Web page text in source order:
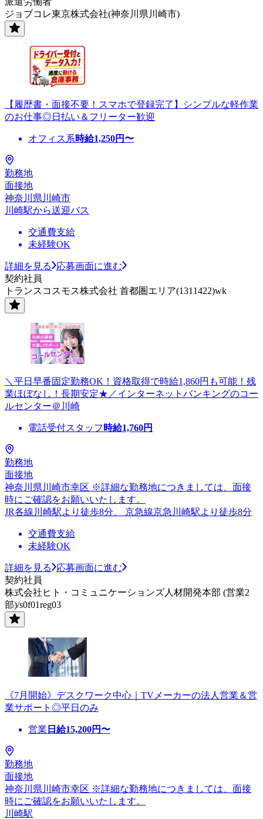
ジョブコレ東京株式会社(神奈川県川崎市)
【履歴書・面接不要！スマホで登録完了】シンプルな軽作業
のお仕事◎日払い＆フリーター歓迎
オフィス系時給1,250円〜
勤務地
面接地
神奈川県川崎市
川崎駅から送迎バス
交通費支給
未経験OK
詳細を見る
応募画面に進む
契約社員
トランスコスモス株式会社 首都圏エリア(1311422)wk
＼平日早番固定勤務OK！資格取得で時給1,860円も可能！残
業ほぼなし！長期安定★／インターネットバンキングのコー
ルセンター＠川崎
電話受付スタッフ 時給1,760円
勤務地
面接地
神奈川県川崎市幸区 ※詳細な勤務地につきましては、面接
時にご確認をお願いいたします。
JR各線川崎駅より徒歩8分、 京急線京急川崎駅より徒歩8分
交通費支給
未経験OK
詳細を見る
応募画面に進む
契約社員
株式会社ヒト・コミュニケーションズ人材開発本部 (営業2
部)/s0f01reg03
《7月開始》デスクワーク中心｜TVメーカーの法人営業＆営
業サポート◎平日のみ
営業 日給15,200円〜
勤務地
面接地
神奈川県川崎市幸区 ※詳細な勤務地につきましては、面接
時にご確認をお願いいたします。
川崎駅